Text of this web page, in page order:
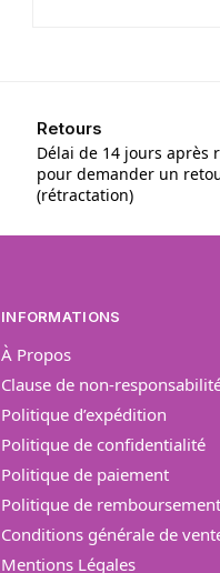
Retours
Délai de 14 jours après
pour demander un
(rétractation)
INFORMATIONS
À Propos
Clause de non-
Politique d’expédition
Politique de confidentialité
Politique de paiement
Politique de remboursement
Conditions générale de
Mentions Légales